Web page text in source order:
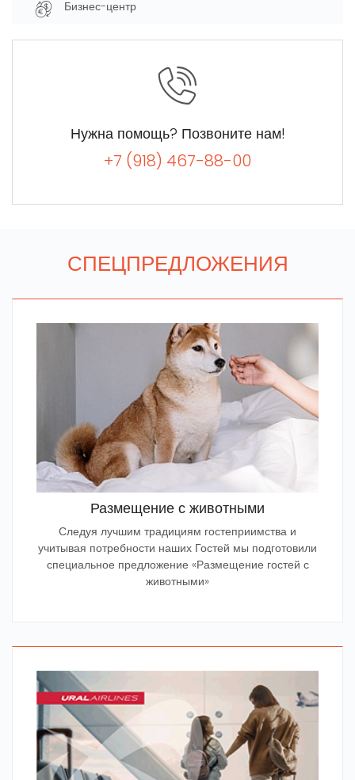
Бизнес-центр
Нужна помощь? Позвоните нам!
+7 (918) 467-88-00
СПЕЦПРЕДЛОЖЕНИЯ
Размещение с животными
Следуя лучшим традициям гостеприимства и
учитывая потребности наших Гостей мы подготовили
специальное предложение «Размещение гостей с
животными»